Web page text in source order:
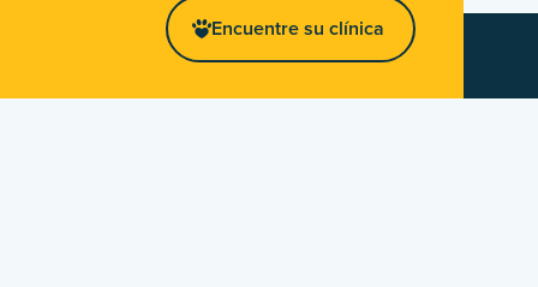
Encuentre su clínica